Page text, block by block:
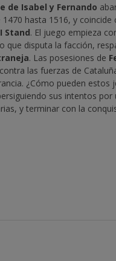
de Isabel y Fernando
hasta 1516, y
Stand. El juego empieza
que disputa la facción,
. Las posesiones de
las fuerzas de
¿Cómo pueden estos
sus intentos
y terminar con la